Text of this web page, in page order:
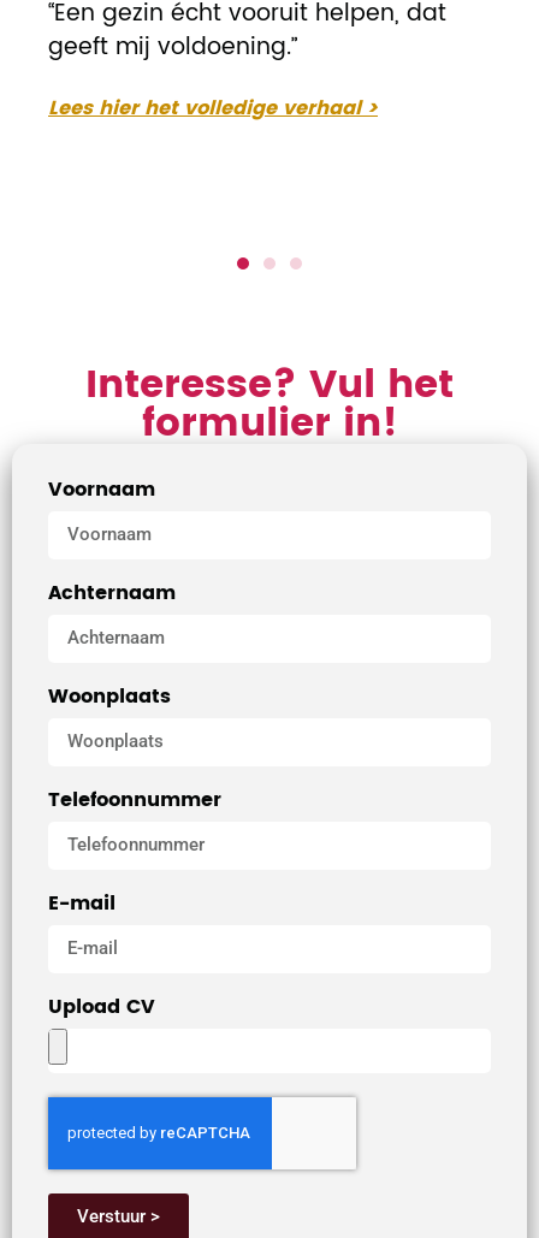
“Een gezin écht vooruit helpen, dat
geeft mij voldoening.”
Lees hier het volledige verhaal >
Interesse? Vul het
formulier in!
Voornaam
Achternaam
Woonplaats
Telefoonnummer
E-mail
Upload CV
Verstuur >